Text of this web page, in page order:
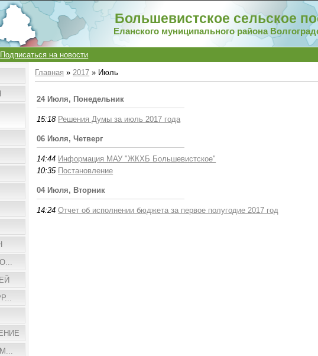
Большевистское сельское
Еланского муниципального района
Подписаться на новости
Главная »2017 » Июль
24 Июля, Понедельник
15:18 Решения Думы за июль 2017 года
06 Июля, Четверг
14:44 Информация МАУ "ЖКХБ Большевистское"
10:35 Постановление
04 Июля, Вторник
14:24 Отчет об исполнении бюджета за первое полугодие 2017 год